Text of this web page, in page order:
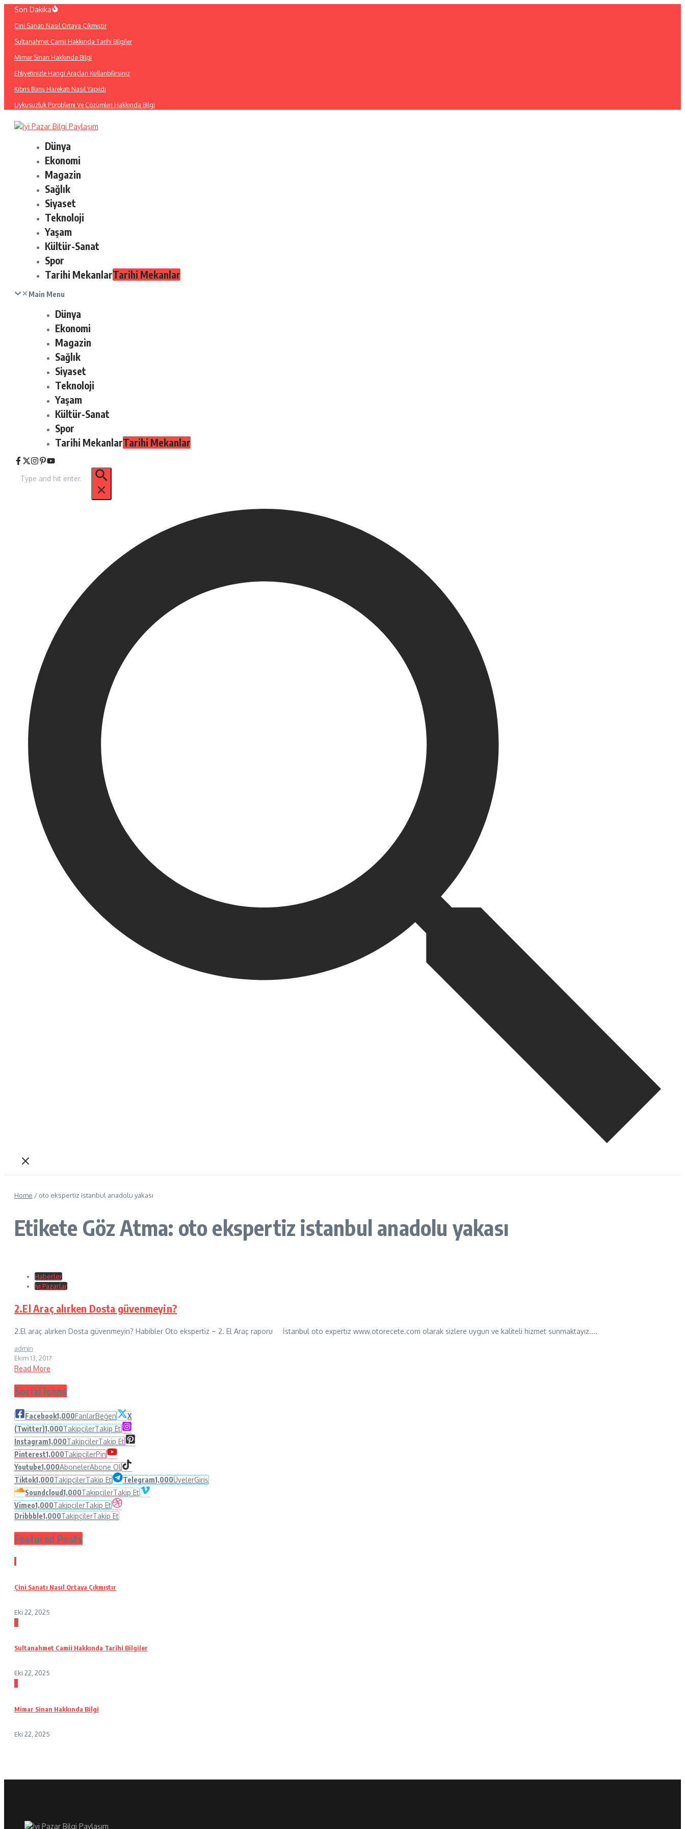
İçeriğe
Son Dakika
Çini Sanatı Nasıl Ortaya Çıkmıştır
Sultanahmet Camii Hakkında Tarihi Bilgiler
Mimar Sinan Hakkında Bilgi
Ehliyetinizle Hangi Araçları Kullanbilirsiniz
Kıbrıs Barış Harekatı Nasıl Yapıldı
Uykusuzluk Poroblemi Ve Çözümleri Hakkında Bilgi
Dünya
Ekonomi
Magazin
Sağlık
Siyaset
Teknoloji
Yaşam
Kültür-Sanat
Spor
Tarihi MekanlarTarihi Mekanlar
Main Menu
Dünya
Ekonomi
Magazin
Sağlık
Siyaset
Teknoloji
Yaşam
Kültür-Sanat
Spor
Tarihi MekanlarTarihi Mekanlar
Home / oto ekspertiz istanbul anadolu yakası
Etikete Göz Atma: oto ekspertiz istanbul anadolu yakası
Haberler
İyi Pazarlar
2.El Araç alırken Dosta güvenmeyin?
2.El araç alırken Dosta güvenmeyin? Habibler Oto ekspertiz – 2. El Araç raporu İstanbul oto expertiz www.otorecete.com olarak sizlere uygun ve kaliteli hizmet sunmaktayız....
admin
Ekim 13, 2017
Read More
Social Icons
Facebook1,000FanlarBeğen
X
(Twitter)1,000TakipçilerTakip Et
Instagram1,000TakipçilerTakip Et
Pinterest1,000TakipçilerPin
Youtube1,000AbonelerAbone Ol
Tiktok1,000TakipçilerTakip Et Telegram1,000ÜyelerGiriş
Soundcloud1,000TakipçilerTakip Et
Vimeo1,000TakipçilerTakip Et
Dribbble1,000TakipçilerTakip Et
Featured Posts
1
Çini Sanatı Nasıl Ortaya Çıkmıştır
Eki 22, 2025
2
Sultanahmet Camii Hakkında Tarihi Bilgiler
Eki 22, 2025
3
Mimar Sinan Hakkında Bilgi
Eki 22, 2025